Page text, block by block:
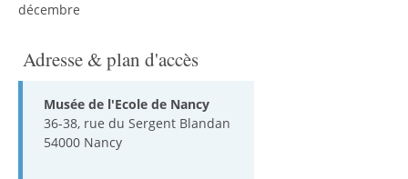
décembre
Adresse & plan d'accès
Musée de l'Ecole de Nancy
36-38, rue du Sergent Blandan
54000 Nancy